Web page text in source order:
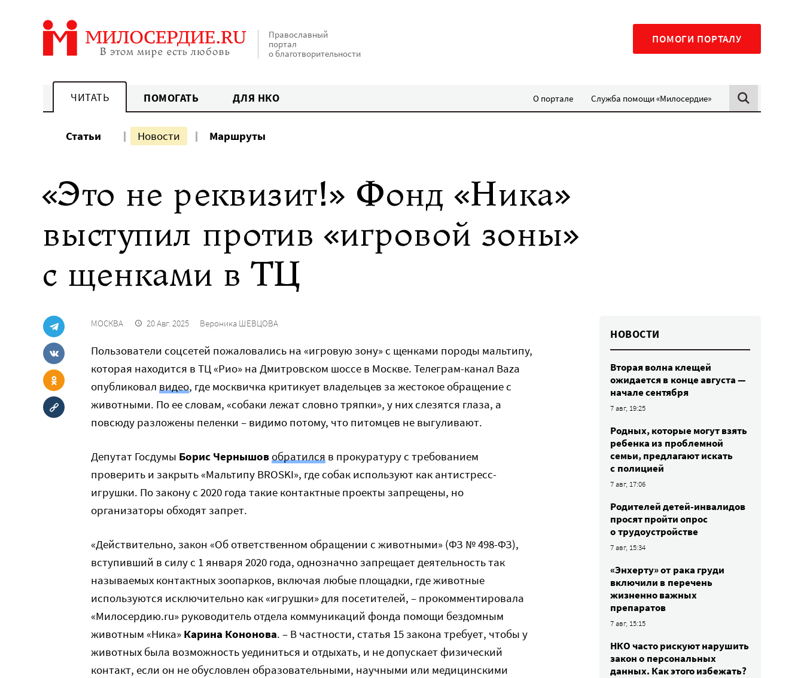
Православный
портал
о благотворительности
ПОМОГИ ПОРТАЛУ
ЧИТАТЬ ПОМОГАТЬ ДЛЯ НКО О портале Служба помощи «Милосердие»
Статьи Новости Маршруты
«Это не реквизит!» Фонд «Ника»
выступил против «игровой зоны»
с щенками в ТЦ
МОСКВА 20 Авг. 2025 Вероника ШЕВЦОВА
Пользователи соцсетей пожаловались на «игровую зону» с щенками породы мальтипу,
которая находится в ТЦ «Рио» на Дмитровском шоссе в Москве. Телеграм-канал Baza
опубликовал видео, где москвичка критикует владельцев за жестокое обращение с
животными. По ее словам, «собаки лежат словно тряпки», у них слезятся глаза, а
повсюду разложены пеленки – видимо потому, что питомцев не выгуливают.
Депутат Госдумы Борис Чернышовобратился в прокуратуру с требованием
проверить и закрыть «Мальтипу BROSKI», где собак используют как антистресс-
игрушки. По закону с 2020 года такие контактные проекты запрещены, но
организаторы обходят запрет.
«Действительно, закон «Об ответственном обращении с животными» (ФЗ № 498-ФЗ),
вступивший в силу с 1 января 2020 года, однозначно запрещает деятельность так
называемых контактных зоопарков, включая любые площадки, где животные
используются исключительно как «игрушки» для посетителей, – прокомментировала
«Милосердию.ru» руководитель отдела коммуникаций фонда помощи бездомным
животным «Ника» Карина Кононова. – В частности, статья 15 закона требует, чтобы у
животных была возможность уединиться и отдыхать, и не допускает физический
контакт, если он не обусловлен образовательными, научными или медицинскими
НОВОСТИ
Вторая волна клещей
ожидается в конце августа —
начале сентября
7 авг, 19:25
Родных, которые могут взять
ребенка из проблемной
семьи, предлагают искать
с полицией
7 авг, 17:06
Родителей детей-инвалидов
просят пройти опрос
о трудоустройстве
7 авг, 15:34
«Энхерту» от рака груди
включили в перечень
жизненно важных
препаратов
7 авг, 15:15
НКО часто рискуют нарушить
закон о персональных
данных. Как этого избежать?